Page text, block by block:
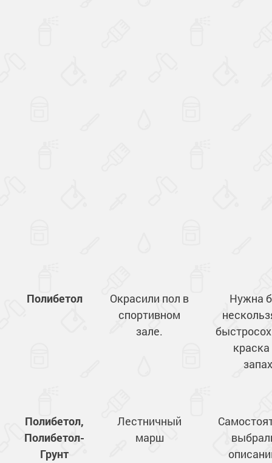
Полибетол
Окрасили пол в
спортивном
зале.
Нужна
краска
Полибетол,
Полибетол-
Грунт
Лестничный
марш